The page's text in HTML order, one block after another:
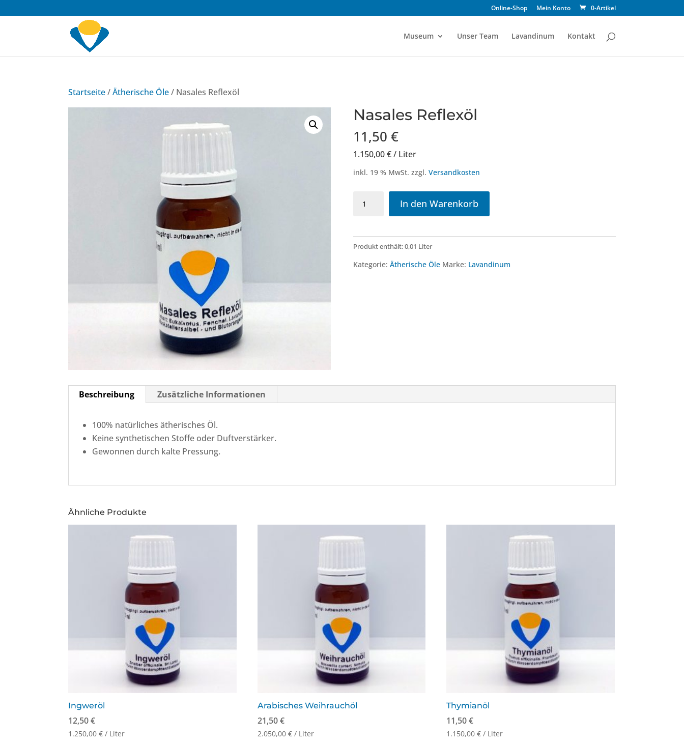
Online-Shop Mein Konto 0-Artikel
Museum Unser Team Lavandinum Kontakt
Startseite/Ätherische Öle/ Nasales Reflexöl
Nasales Reflexöl
11,50 €
1.150,00€/ Liter
inkl. 19 % MwSt. zzgl. Versandkosten
In den Warenkorb
Produkt enthält: 0,01 Liter
Kategorie: Ätherische Öle Marke: Lavandinum
Beschreibung Zusätzliche Informationen
100% natürliches ätherisches Öl.
Keine synthetischen Stoffe oder Duftverstärker.
Gewonnen durch kalte Pressung.
Ähnliche Produkte
Ingweröl
12,50€
1.250,00€ / Liter
Arabisches Weihrauchöl
21,50€
2.050,00 €/ Liter
Thymianöl
11,50€
1.150,00€ / Liter